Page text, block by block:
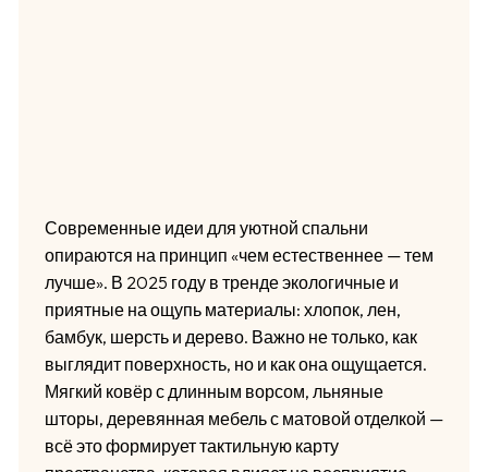
Современные идеи для уютной спальни
опираются на принцип «чем естественнее — тем
лучше». В 2025 году в тренде экологичные и
приятные на ощупь материалы: хлопок, лен,
бамбук, шерсть и дерево. Важно не только, как
выглядит поверхность, но и как она ощущается.
Мягкий ковёр с длинным ворсом, льняные
шторы, деревянная мебель с матовой отделкой —
всё это формирует тактильную карту